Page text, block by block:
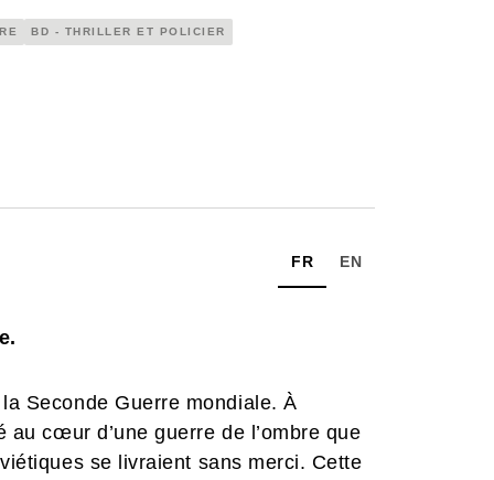
BD - THRILLER ET POLICIER
FR EN
Seconde Guerre mondiale. À
au cœur d’une guerre de l’ombre que
se livraient sans merci. Cette